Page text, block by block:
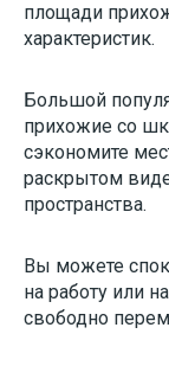
площади
характеристик.
Большой
прихожие со
сэкономите
раскрытом
пространства.
Вы можете
на работу или
свободно